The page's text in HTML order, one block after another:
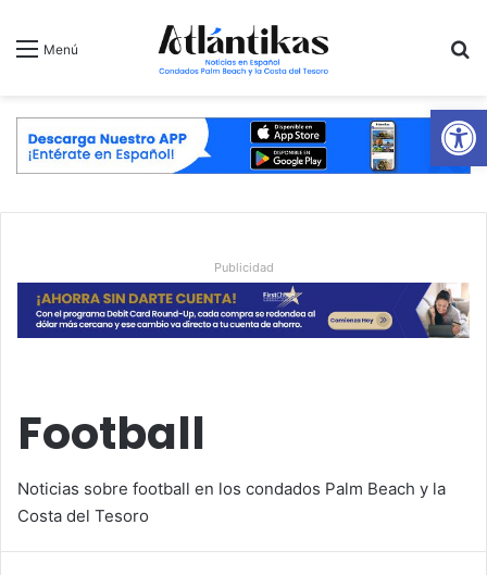
Menú
Publicidad
Football
Noticias sobre football en los condados Palm Beach y la
Costa del Tesoro